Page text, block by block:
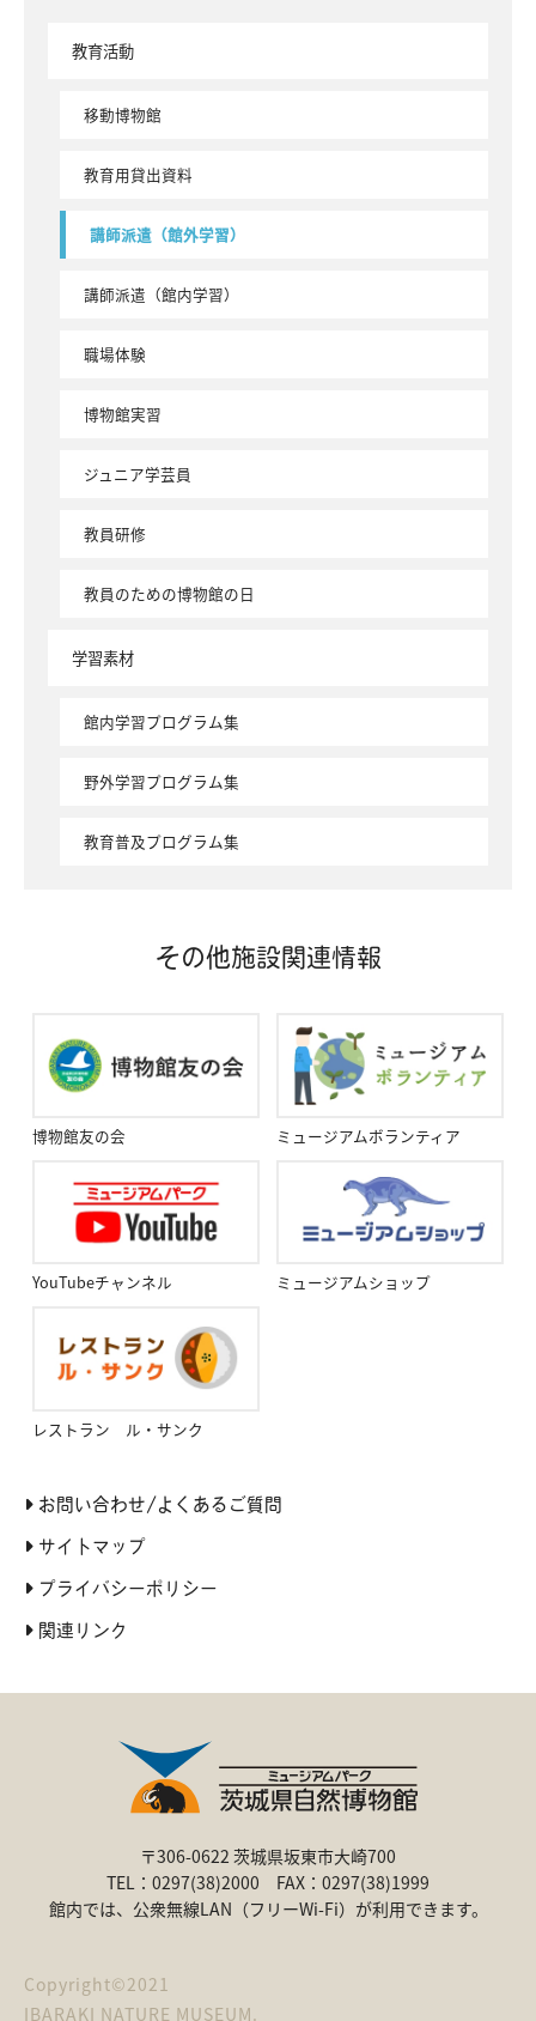
教育活動
移動博物館
教育用貸出資料
講師派遣（館外学習）
講師派遣（館内学習）
職場体験
博物館実習
ジュニア学芸員
教員研修
教員のための博物館の日
学習素材
館内学習プログラム集
野外学習プログラム集
教育普及プログラム集
その他施設関連情報
博物館友の会 ミュージアムボランティア
YouTubeチャンネル ミュージアムショップ
レストラン ル・サンク
お問い合わせ/よくあるご質問
サイトマップ
プライバシーポリシー
関連リンク
〒306-0622 茨城県坂東市大崎700
TEL：0297(38)2000 FAX：0297(38)1999
館内では、公衆無線LAN（フリーWi-Fi）が利用できます。
Copyright©2021
IBARAKI NATURE MUSEUM.